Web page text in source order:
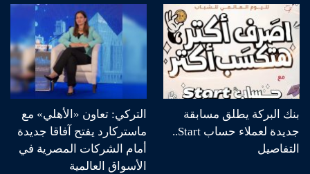
بنك البركة يطلق مسابقة
جديدة لعملاء حساب Start..
التفاصيل
التركي: تعاون «الأهلي» مع
ماستركارد يفتح آفاقا جديدة
أمام الشركات المصرية في
الأسواق العالمية